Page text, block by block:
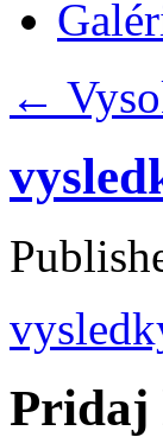
←
Pridaj